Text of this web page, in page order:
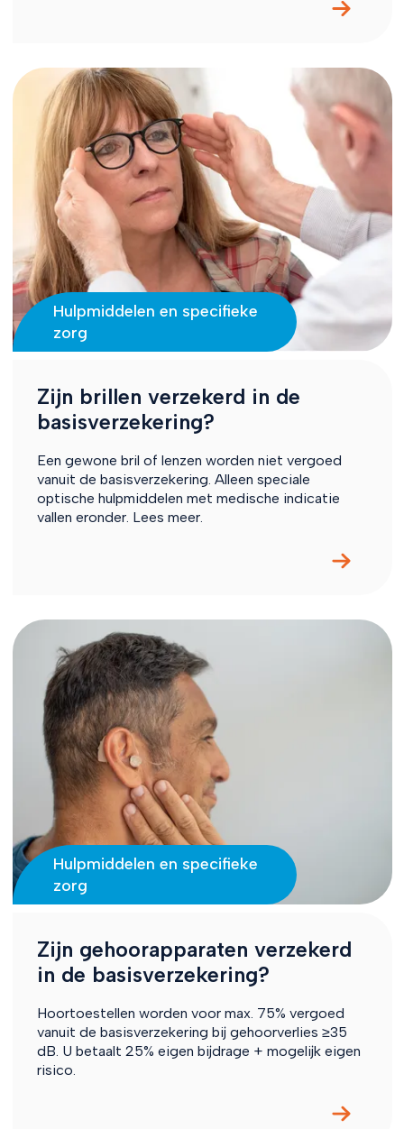
Hulpmiddelen en specifieke
zorg
Zijn brillen verzekerd in de
basisverzekering?
Een gewone bril of lenzen worden niet vergoed
vanuit de basisverzekering. Alleen speciale
optische hulpmiddelen met medische indicatie
vallen eronder. Lees meer.
Hulpmiddelen en specifieke
zorg
Zijn gehoorapparaten verzekerd
in de basisverzekering?
Hoortoestellen worden voor max. 75% vergoed
vanuit de basisverzekering bij gehoorverlies ≥35
dB. U betaalt 25% eigen bijdrage + mogelijk eigen
risico.